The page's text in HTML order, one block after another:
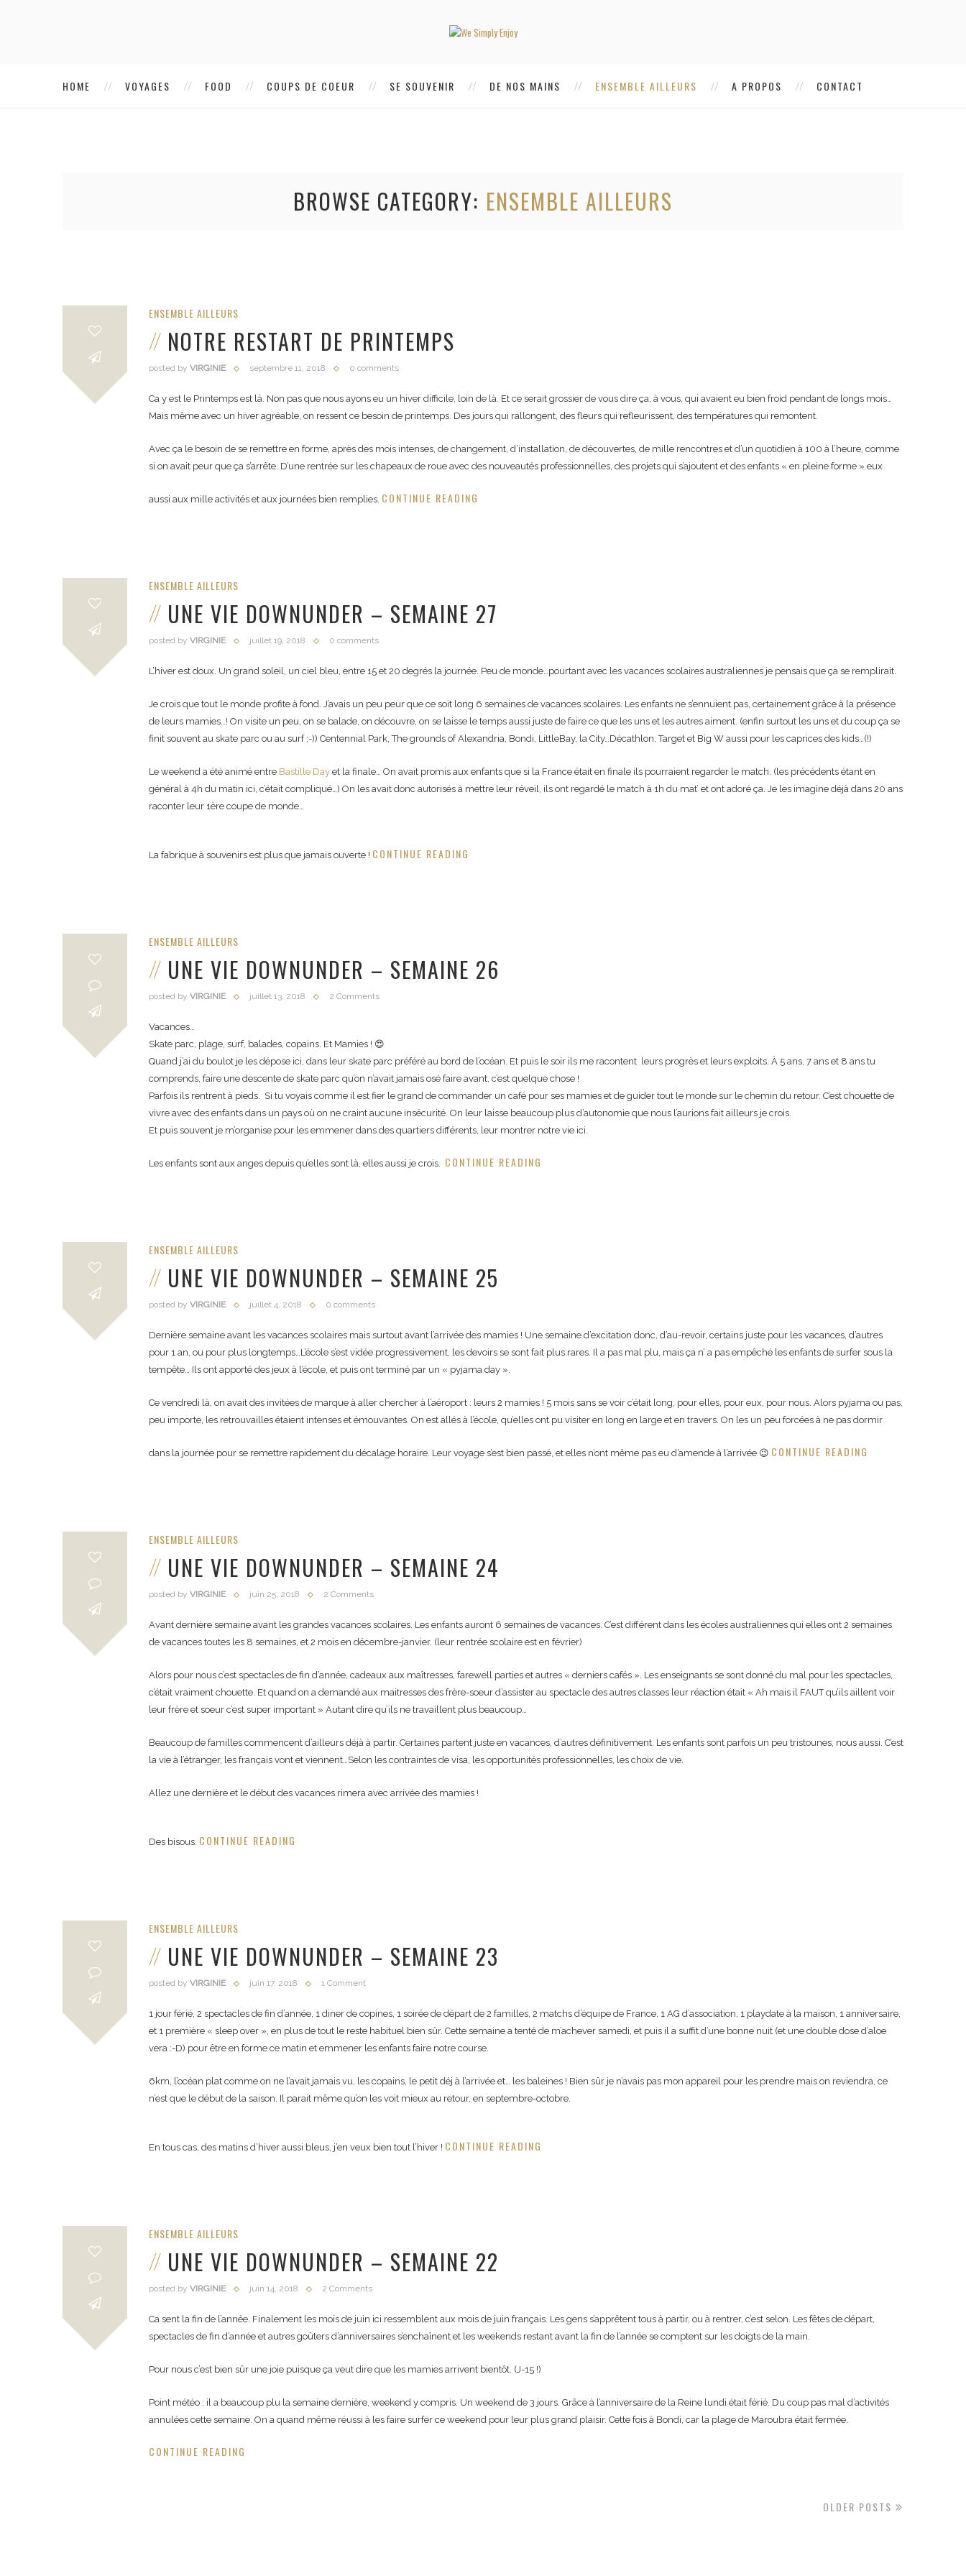
HOME VOYAGES FOOD COUPS DE COEUR SE SOUVENIR DE NOS MAINS ENSEMBLE AILLEURS A PROPOS CONTACT
BROWSE CATEGORY ENSEMBLE AILLEURS
ENSEMBLE AILLEURS
NOTRE RESTART DE PRINTEMPS
posted by VIRGINIE septembre 11, 2018 0 comments
Ca y est le Printemps est là. Non pas que nous ayons eu un hiver difficile, loin de là. Et ce serait grossier de vous dire ça, à vous, qui avaient eu bien froid pendant de longs mois…
Mais même avec un hiver agréable, on ressent ce besoin de printemps. Des jours qui rallongent, des fleurs qui refleurissent, des températures qui remontent.
Avec ça le besoin de se remettre en forme, après des mois intenses, de changement, d’installation, de découvertes, de mille rencontres et d’un quotidien à 100 à l’heure, comme
si on avait peur que ça s’arrête. D’une rentrée sur les chapeaux de roue avec des nouveautés professionnelles, des projets qui s’ajoutent et des enfants « en pleine forme » eux
aussi aux mille activités et aux journées bien remplies. CONTINUE READING
ENSEMBLE AILLEURS
UNE VIE DOWNUNDER – SEMAINE 27
posted by VIRGINIE juillet 19, 2018 0 comments
L’hiver est doux. Un grand soleil, un ciel bleu, entre 15 et 20 degrés la journée. Peu de monde…pourtant avec les vacances scolaires australiennes je pensais que ça se remplirait.
Je crois que tout le monde profite à fond. J’avais un peu peur que ce soit long 6 semaines de vacances scolaires. Les enfants ne s’ennuient pas, certainement grâce à la présence
de leurs mamies…! On visite un peu, on se balade, on découvre, on se laisse le temps aussi juste de faire ce que les uns et les autres aiment. (enfin surtout les uns et du coup ça se
finit souvent au skate parc ou au surf ;-)) Centennial Park, The grounds of Alexandria, Bondi, LittleBay, la City…Décathlon, Target et Big W aussi pour les caprices des kids…(!)
Le weekend a été animé entre Bastille Day et la finale… On avait promis aux enfants que si la France était en finale ils pourraient regarder le match. (les précédents étant en
général à 4h du matin ici, c’était compliqué…) On les avait donc autorisés à mettre leur réveil, ils ont regardé le match à 1h du mat’ et ont adoré ça. Je les imagine déjà dans 20 ans
raconter leur 1ère coupe de monde…
La fabrique à souvenirs est plus que jamais ouverte ! CONTINUE READING
ENSEMBLE AILLEURS
UNE VIE DOWNUNDER – SEMAINE 26
posted by VIRGINIE juillet 13, 2018 2 Comments
Vacances…
Skate parc, plage, surf, balades, copains. Et Mamies ! 😍
Quand j’ai du boulot je les dépose ici, dans leur skate parc préféré au bord de l’océan. Et puis le soir ils me racontent leurs progrès et leurs exploits. À 5 ans, 7 ans et 8 ans tu
comprends, faire une descente de skate parc qu’on n’avait jamais osé faire avant, c’est quelque chose !
Parfois ils rentrent à pieds. Si tu voyais comme il est fier le grand de commander un café pour ses mamies et de guider tout le monde sur le chemin du retour. C’est chouette de
vivre avec des enfants dans un pays où on ne craint aucune insécurité. On leur laisse beaucoup plus d’autonomie que nous l’aurions fait ailleurs je crois.
Et puis souvent je m’organise pour les emmener dans des quartiers différents, leur montrer notre vie ici.
Les enfants sont aux anges depuis qu’elles sont là, elles aussi je crois. CONTINUE READING
ENSEMBLE AILLEURS
UNE VIE DOWNUNDER – SEMAINE 25
posted by VIRGINIE juillet 4, 2018 0 comments
Dernière semaine avant les vacances scolaires mais surtout avant l’arrivée des mamies ! Une semaine d’excitation donc, d’au-revoir, certains juste pour les vacances, d’autres
pour 1 an, ou pour plus longtemps…L’école s’est vidée progressivement, les devoirs se sont fait plus rares. Il a pas mal plu, mais ça n’ a pas empêché les enfants de surfer sous la
tempête… Ils ont apporté des jeux à l’école, et puis ont terminé par un « pyjama day ».
Ce vendredi là, on avait des invitées de marque à aller chercher à l’aéroport : leurs 2 mamies ! 5 mois sans se voir c’était long, pour elles, pour eux, pour nous. Alors pyjama ou pas,
peu importe, les retrouvailles étaient intenses et émouvantes. On est allés à l’école, qu’elles ont pu visiter en long en large et en travers. On les un peu forcées à ne pas dormir
dans la journée pour se remettre rapidement du décalage horaire. Leur voyage s’est bien passé, et elles n’ont même pas eu d’amende à l’arrivée 😉 CONTINUE READING
ENSEMBLE AILLEURS
UNE VIE DOWNUNDER – SEMAINE 24
posted by VIRGINIE juin 25, 2018 2 Comments
Avant dernière semaine avant les grandes vacances scolaires. Les enfants auront 6 semaines de vacances. C’est différent dans les écoles australiennes qui elles ont 2 semaines
de vacances toutes les 8 semaines, et 2 mois en décembre-janvier. (leur rentrée scolaire est en février)
Alors pour nous c’est spectacles de fin d’année, cadeaux aux maîtresses, farewell parties et autres « derniers cafés ». Les enseignants se sont donné du mal pour les spectacles,
c’était vraiment chouette. Et quand on a demandé aux maitresses des frère-soeur d’assister au spectacle des autres classes leur réaction était « Ah mais il FAUT qu’ils aillent voir
leur frère et soeur c’est super important » Autant dire qu’ils ne travaillent plus beaucoup…
Beaucoup de familles commencent d’ailleurs déjà à partir. Certaines partent juste en vacances, d’autres définitivement. Les enfants sont parfois un peu tristounes, nous aussi. C’est
la vie à l’étranger, les français vont et viennent…Selon les contraintes de visa, les opportunités professionnelles, les choix de vie.
Allez une dernière et le début des vacances rimera avec arrivée des mamies !
Des bisous. CONTINUE READING
ENSEMBLE AILLEURS
UNE VIE DOWNUNDER – SEMAINE 23
posted by VIRGINIE juin 17, 2018 1 Comment
1 jour férié, 2 spectacles de fin d’année, 1 diner de copines, 1 soirée de départ de 2 familles, 2 matchs d’équipe de France, 1 AG d’association, 1 playdate à la maison, 1 anniversaire,
et 1 première « sleep over », en plus de tout le reste habituel bien sûr. Cette semaine a tenté de m’achever samedi, et puis il a suffit d’une bonne nuit (et une double dose d’aloe
vera :-D) pour être en forme ce matin et emmener les enfants faire notre course.
6km, l’océan plat comme on ne l’avait jamais vu, les copains, le petit déj à l’arrivée et… les baleines ! Bien sûr je n’avais pas mon appareil pour les prendre mais on reviendra, ce
n’est que le début de la saison. Il parait même qu’on les voit mieux au retour, en septembre-octobre.
En tous cas, des matins d’hiver aussi bleus, j’en veux bien tout l’hiver ! CONTINUE READING
ENSEMBLE AILLEURS
UNE VIE DOWNUNDER – SEMAINE 22
posted by VIRGINIE juin 14, 2018 2 Comments
Ca sent la fin de l’année. Finalement les mois de juin ici ressemblent aux mois de juin français. Les gens s’apprêtent tous à partir, ou à rentrer, c’est selon. Les fêtes de départ,
spectacles de fin d’année et autres goûters d’anniversaires s’enchaînent et les weekends restant avant la fin de l’année se comptent sur les doigts de la main.
Pour nous c’est bien sûr une joie puisque ça veut dire que les mamies arrivent bientôt. (J-15 !)
Point météo : il a beaucoup plu la semaine dernière, weekend y compris. Un weekend de 3 jours. Grâce à l’anniversaire de la Reine lundi était férié. Du coup pas mal d’activités
annulées cette semaine. On a quand même réussi à les faire surfer ce weekend pour leur plus grand plaisir. Cette fois à Bondi, car la plage de Maroubra était fermée.
CONTINUE READING
OLDER POSTS